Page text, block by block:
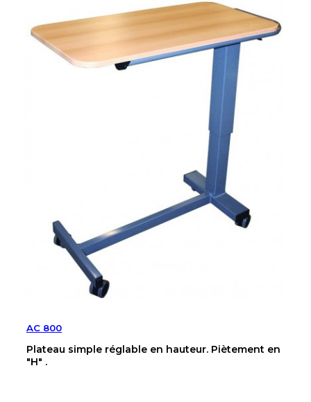
AC 800
Plateau simple réglable en hauteur. Piètement en
"H" .